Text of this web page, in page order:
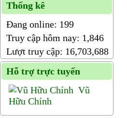
Thống kê
Đang online: 199
Truy cập hôm nay: 1,846
Lượt truy cập: 16,703,688
Hỗ trợ trực tuyến
Vũ
Hữu Chính